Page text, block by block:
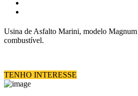
Usina de Asfalto Marini, modelo Magnum
combustível.
TENHO INTERESSE